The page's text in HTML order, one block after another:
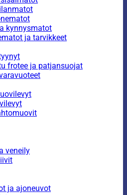
kynnysmatot
ja tarvikkeet
frotee ja patjansuojat
veneily
ja ajoneuvot